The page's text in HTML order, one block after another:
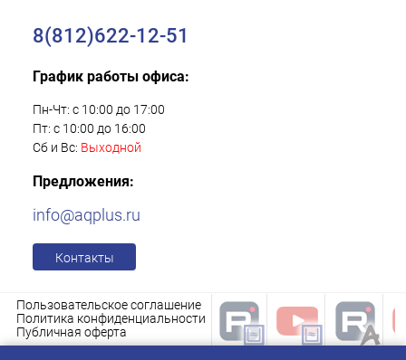
8(812)622-12-51
График работы офиса:
Пн-Чт: с 10:00 до 17:00
Пт: с 10:00 до 16:00
Сб и Вс: Выходной
Предложения:
info@aqplus.ru
Контакты
Пользовательское соглашение
Политика конфиденциальности
Публичная оферта